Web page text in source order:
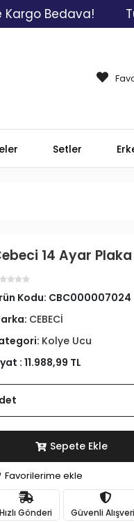
Bedava! Tüm
Setler
14 Ayar
Kodu: CBC000007024
CEBECİ
Kolye Ucu
: 11.988,99 TL
Sepete Ekle
Favorilerime ekle
Hızlı Gönderi Güvenli